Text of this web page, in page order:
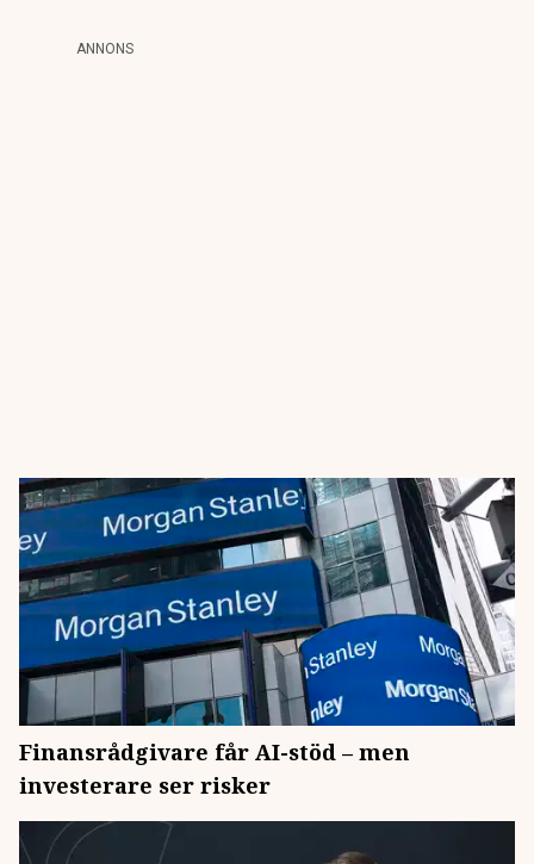
ANNONS
Finansrådgivare får AI-stöd – men
investerare ser risker